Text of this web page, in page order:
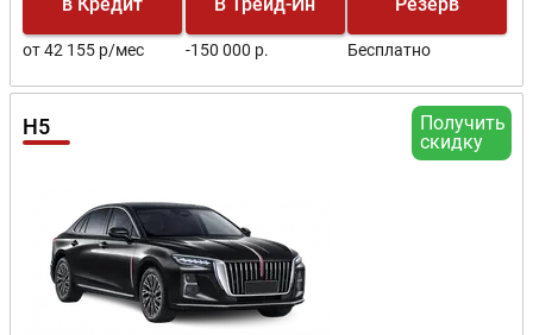
от 42 155 р/мес -150 000 р. Бесплатно
Получить
скидку
H5